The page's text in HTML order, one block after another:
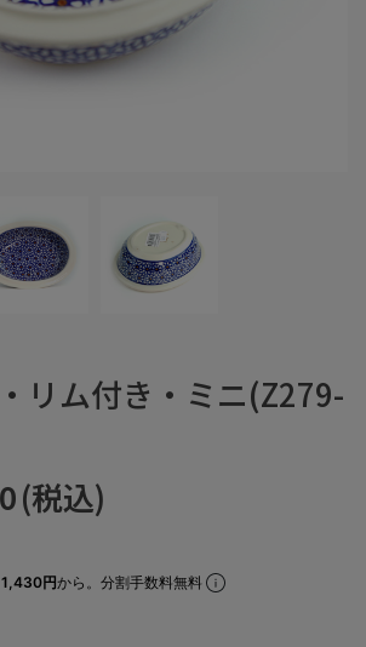
リム付き・ミニ(Z279-
(税込)
1,430円から。分割手数料無料